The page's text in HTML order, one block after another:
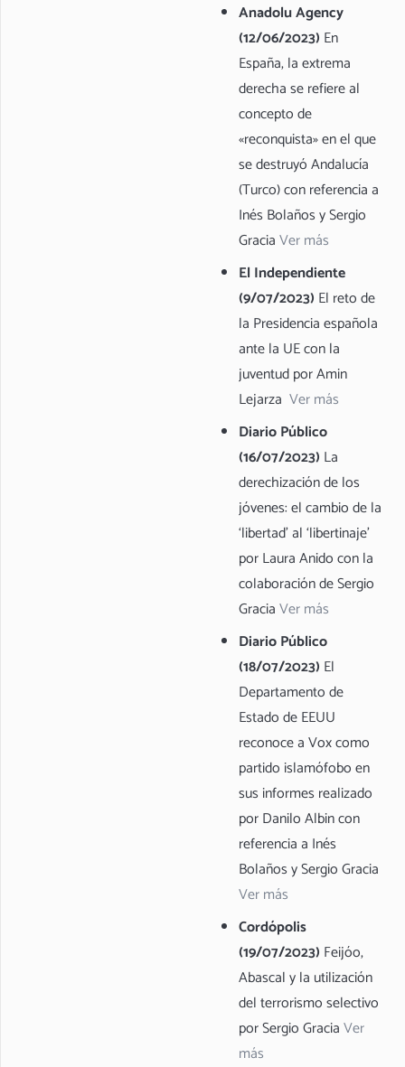
Anadolu Agency
(12/06/2023) En
España, la extrema
derecha se refiere al
concepto de
«reconquista» en el que
se destruyó Andalucía
(Turco) con referencia a
Inés Bolaños y Sergio
GraciaVer más
El Independiente
(9/07/2023) El reto de
la Presidencia española
ante la UE con la
juventud por Amin
Lejarza Ver más
Diario Público
(16/07/2023) La
derechización de los
jóvenes: el cambio de la
‘libertad’ al ‘libertinaje’
por Laura Anido con la
colaboración de Sergio
GraciaVer más
Diario Público
(18/07/2023) El
Departamento de
Estado de EEUU
reconoce a Vox como
partido islamófobo en
sus informes realizado
por Danilo Albin con
referencia a Inés
Bolaños y Sergio Gracia
Ver más
Cordópolis
(19/07/2023) Feijóo,
Abascal y la utilización
del terrorismo selectivo
por Sergio GraciaVer
más